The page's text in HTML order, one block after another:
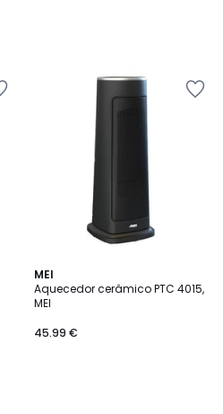
MEI
Aquecedor cerâmico PTC 4015,
MEI
45.99 €